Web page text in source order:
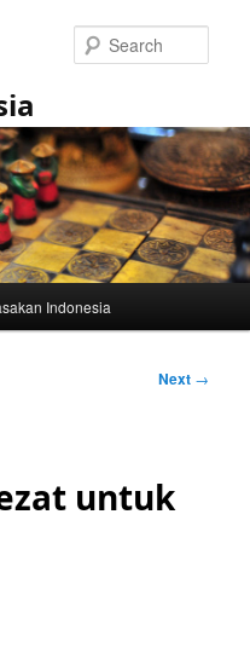
Indonesia
Next →
untuk